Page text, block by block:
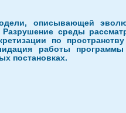
описывающей
среды
по
работы
постановках.